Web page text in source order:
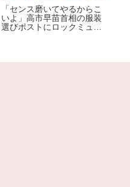
「センス磨いてやるからこ
いよ」高市早苗首相の服装
選びポストにロックミュー